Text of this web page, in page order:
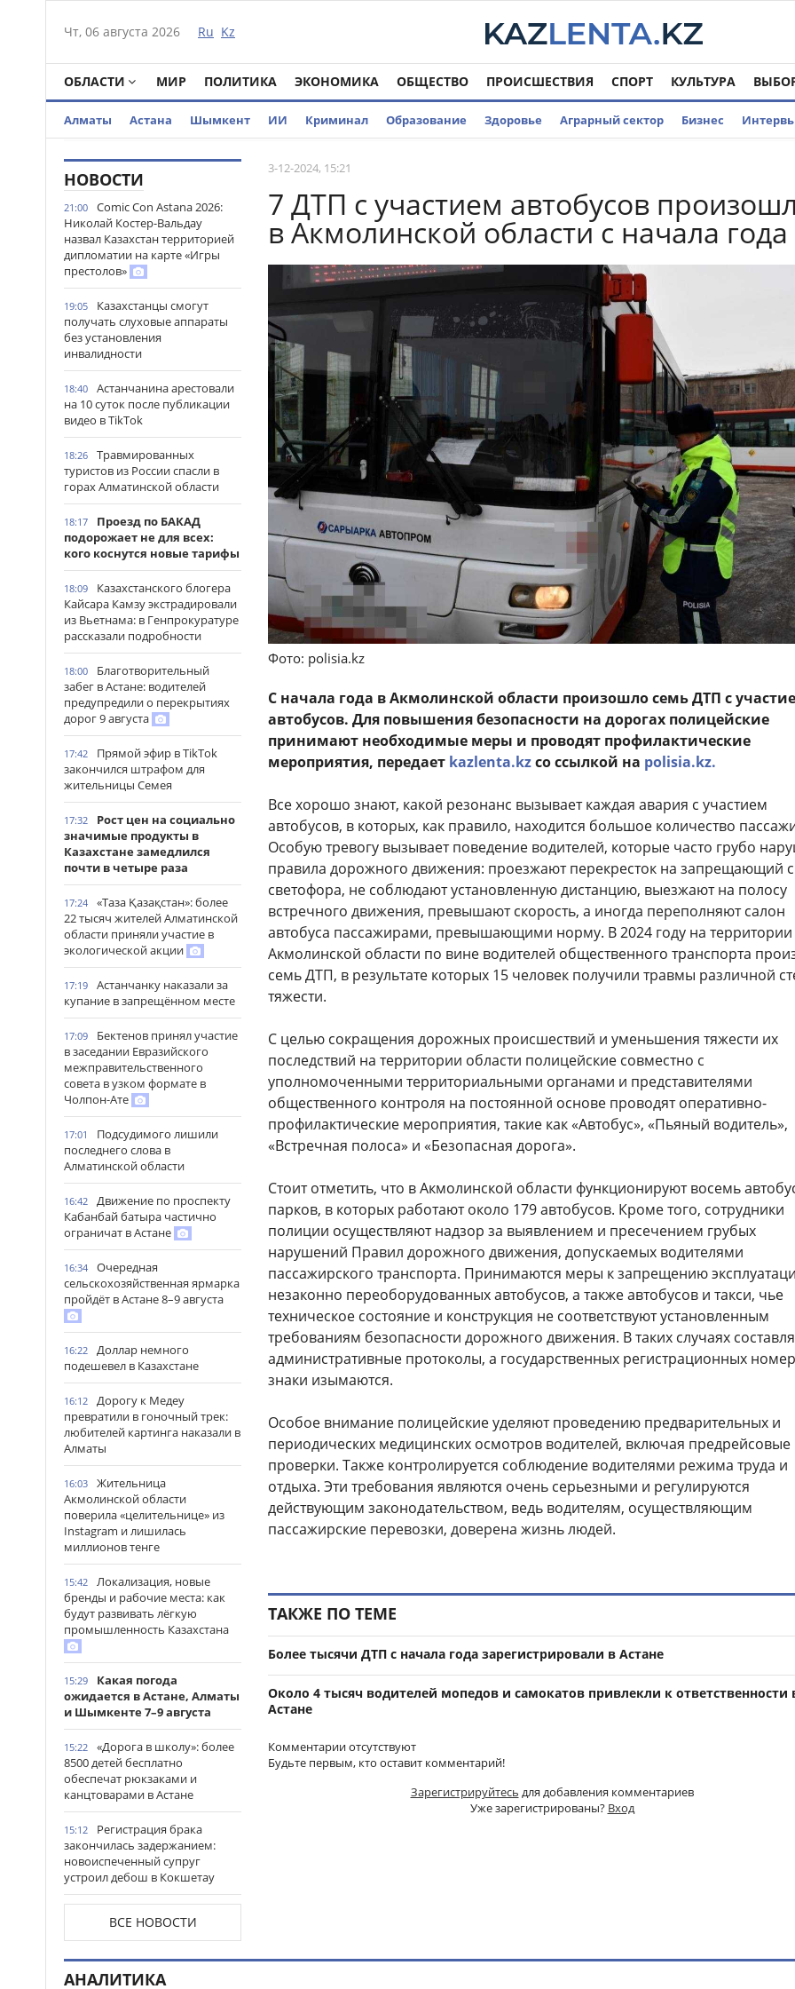
Чт, 06 августа 2026 Ru Kz
ОБЛАСТИ МИР ПОЛИТИКА ЭКОНОМИКА ОБЩЕСТВО ПРОИСШЕСТВИЯ СПОРТ КУЛЬТУРА
Алматы Астана Шымкент ИИ Криминал Образование Здоровье Аграрный сектор Бизнес
НОВОСТИ
21:00
Comic Con Astana 2026:
Николай Костер-Вальдау
назвал Казахстан территорией
дипломатии на карте «Игры
престолов»
19:05
Казахстанцы смогут
получать слуховые аппараты
без установления
инвалидности
18:40
Астанчанина арестовали
на 10 суток после публикации
видео в TikTok
18:26
Травмированных
туристов из России спасли в
горах Алматинской области
18:17
Проезд по БАКАД
подорожает не для всех:
кого коснутся новые тарифы
18:09
Казахстанского блогера
Кайсара Камзу экстрадировали
из Вьетнама: в Генпрокуратуре
рассказали подробности
18:00
Благотворительный
забег в Астане: водителей
предупредили о перекрытиях
дорог 9 августа
17:42
Прямой эфир в TikTok
закончился штрафом для
жительницы Семея
17:32
Рост цен на социально
значимые продукты в
Казахстане замедлился
почти в четыре раза
17:24
«Таза Қазақстан»: более
22 тысяч жителей Алматинской
области приняли участие в
экологической акции
17:19
Астанчанку наказали за
купание в запрещённом месте
17:09
Бектенов принял участие
в заседании Евразийского
межправительственного
совета в узком формате в
Чолпон-Ате
17:01
Подсудимого лишили
последнего слова в
Алматинской области
16:42
Движение по проспекту
Кабанбай батыра частично
ограничат в Астане
16:34
Очередная
сельскохозяйственная ярмарка
пройдёт в Астане 8–9 августа
16:22
Доллар немного
подешевел в Казахстане
16:12
Дорогу к Медеу
превратили в гоночный трек:
любителей картинга наказали в
Алматы
16:03
Жительница
Акмолинской области
поверила «целительнице» из
Instagram и лишилась
миллионов тенге
15:42
Локализация, новые
бренды и рабочие места: как
будут развивать лёгкую
промышленность Казахстана
15:29
Какая погода
ожидается в Астане, Алматы
и Шымкенте 7–9 августа
15:22
«Дорога в школу»: более
8500 детей бесплатно
обеспечат рюкзаками и
канцтоварами в Астане
15:12
Регистрация брака
закончилась задержанием:
новоиспеченный супруг
устроил дебош в Кокшетау
Сауран началась реставрация
исторических памятников
14:53
Выезд на встречную
ВСЕ НОВОСТИ
3-12-2024, 15:21
7 ДТП с участием автобусов
в Акмолинской области с начала года
Фото: polisia.kz
С начала года в Акмолинской области произошло семь ДТП с
автобусов. Для повышения безопасности на дорогах полицейские
принимают необходимые меры и проводят профилактические
мероприятия, передает kazlenta.kzсо ссылкой на polisia.kz.
Все хорошо знают, какой резонанс вызывает каждая авария с участием
автобусов, в которых, как правило, находится большое количество
Особую тревогу вызывает поведение водителей, которые часто грубо
правила дорожного движения: проезжают перекресток на запрещающий
светофора, не соблюдают установленную дистанцию, выезжают на полосу
встречного движения, превышают скорость, а иногда переполняют салон
автобуса пассажирами, превышающими норму. В 2024 году на территории
Акмолинской области по вине водителей общественного транспорта
семь ДТП, в результате которых 15 человек получили травмы различной
тяжести.
С целью сокращения дорожных происшествий и уменьшения тяжести их
последствий на территории области полицейские совместно с
уполномоченными территориальными органами и представителями
общественного контроля на постоянной основе проводят оперативно-
профилактические мероприятия, такие как «Автобус», «Пьяный водитель»,
«Встречная полоса» и «Безопасная дорога».
Стоит отметить, что в Акмолинской области функционируют восемь
парков, в которых работают около 179 автобусов. Кроме того, сотрудники
полиции осуществляют надзор за выявлением и пресечением грубых
нарушений Правил дорожного движения, допускаемых водителями
пассажирского транспорта. Принимаются меры к запрещению
незаконно переоборудованных автобусов, а также автобусов и такси, чье
техническое состояние и конструкция не соответствуют установленным
требованиям безопасности дорожного движения. В таких случаях
административные протоколы, а государственных регистрационных
знаки изымаются.
Особое внимание полицейские уделяют проведению предварительных и
периодических медицинских осмотров водителей, включая предрейсовые
проверки. Также контролируется соблюдение водителями режима труда и
отдыха. Эти требования являются очень серьезными и регулируются
действующим законодательством, ведь водителям, осуществляющим
пассажирские перевозки, доверена жизнь людей.
ТАКЖЕ ПО ТЕМЕ
Более тысячи ДТП с начала года зарегистрировали в Астане
Около 4 тысяч водителей мопедов и самокатов привлекли к ответственности
Астане
Комментарии отсутствуют
Будьте первым, кто оставит комментарий!
Зарегистрируйтесь для добавления комментариев
Уже зарегистрированы? Вход
АНАЛИТИКА